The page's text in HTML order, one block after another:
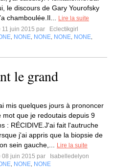
le discours de Gary Yourofsky
chamboulée.Il...
Lire la suite
11 juin 2015 par
Eclectikgirl
NONE NONE NONE NONE
le grand
mis quelques jours à prononcer
mot que je redoutais depuis 9
: RÉCIDIVE.J'ai fait l'autruche
j'ai appris que la biopsie de
sein gauche,...
Lire la suite
08 juin 2015 par
Isabelledelyon
NONE NONE